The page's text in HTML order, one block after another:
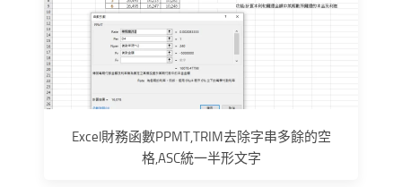
Excel財務函數PPMT,TRIM去除字串多餘的空
格,ASC統一半形文字